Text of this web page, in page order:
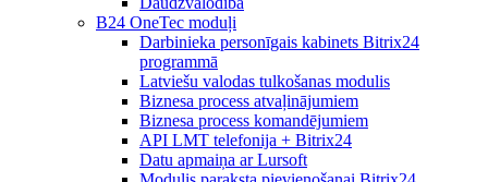
B24 OneTec moduļi
Darbinieka personīgais kabinets Bitrix24
programmā
Latviešu valodas tulkošanas modulis
Biznesa process atvaļinājumiem
Biznesa process komandējumiem
API LMT telefonija + Bitrix24
Datu apmaiņa ar Lursoft